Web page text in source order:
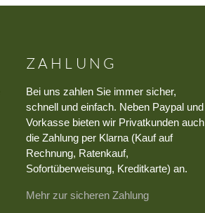
ZAHLUNG
Bei uns zahlen Sie immer sicher,
schnell und einfach. Neben Paypal und
Vorkasse bieten wir Privatkunden auch
die Zahlung per Klarna (Kauf auf
Rechnung, Ratenkauf,
Sofortüberweisung, Kreditkarte) an.
Mehr zur sicheren Zahlung